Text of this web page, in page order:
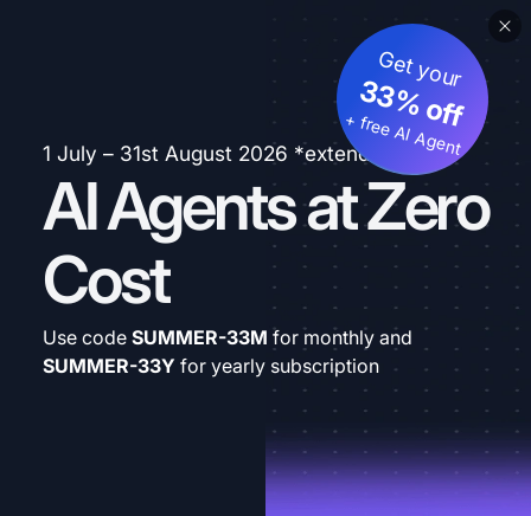
1 July – 31st August 2026 *extended
AI Agents at Zero
Cost
Get your
33% off
+ free AI Agent
Use code SUMMER-33M for monthly and
SUMMER-33Y for yearly subscription